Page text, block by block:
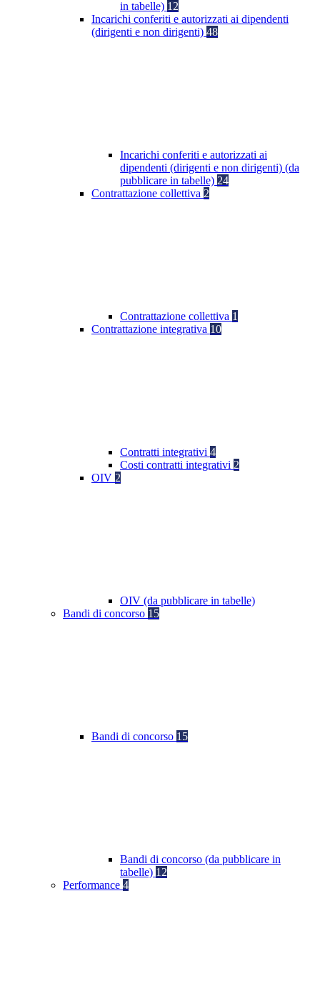
in tabelle) 12
Incarichi conferiti e autorizzati ai dipendenti
(dirigenti e non dirigenti) 48
Incarichi conferiti e autorizzati ai
dipendenti (dirigenti e non dirigenti) (da
pubblicare in tabelle) 24
Contrattazione collettiva 2
Contrattazione collettiva 1
Contrattazione integrativa 10
Contratti integrativi 4
Costi contratti integrativi 2
OIV 2
OIV (da pubblicare in tabelle)
Bandi di concorso 15
Bandi di concorso 15
Bandi di concorso (da pubblicare in
tabelle) 12
Performance 4